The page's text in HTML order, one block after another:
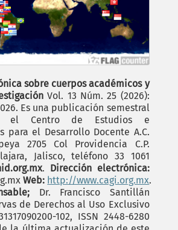
sobre cuerpos académicos y
Vol. 13 Núm. 25 (2026):
Es una publicación semestral
el Centro de Estudios e
para el Desarrollo Docente A.C.
2705 Col Providencia C.P.
Jalisco, teléfono 33 1061
. Dirección electrónica:
Web: http://www.cagi.org.mx.
Dr. Francisco Santillán
de Derechos al Uso Exclusivo
102, ISSN 2448-6280